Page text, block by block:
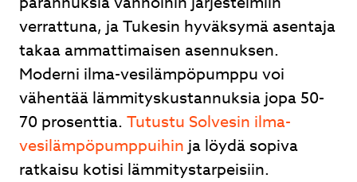
verrattuna, ja Tukesin hyväksymä asentaja
takaa ammattimaisen asennuksen.
Moderni ilma-vesilämpöpumppu voi
vähentää lämmityskustannuksia jopa 50-
70 prosenttia. Tutustu Solvesin ilma-
vesilämpöpumppuihin ja löydä sopiva
ratkaisu kotisi lämmitystarpeisiin.
Ilmalämpöpumpusta nopea tarjous, nopea
toimitus ja ammattitaitoinen asennus. Hyvät
neuvot kaupan päälle.
Juhani Kuntsi